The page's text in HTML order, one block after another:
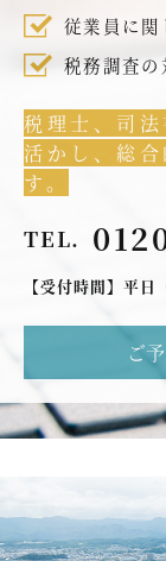
従業員に関
税務調査の
税理士、司
活かし、総
す。
TEL.
【受付時間】平
ご